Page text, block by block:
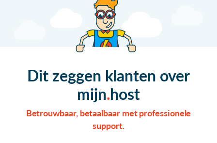
Dit zeggen klanten over
mijn host
Betrouwbaar, betaalbaar met professionele
support.